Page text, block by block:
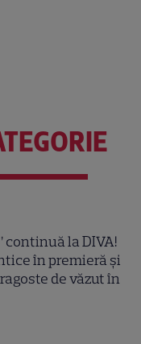
continuă la DIVA!
în premieră și
de văzut în